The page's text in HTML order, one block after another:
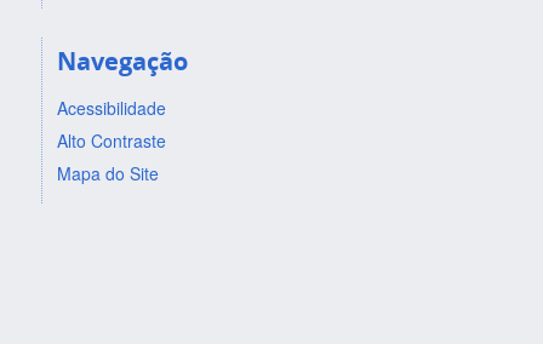
Navegação
Acessibilidade
Alto Contraste
Mapa do Site